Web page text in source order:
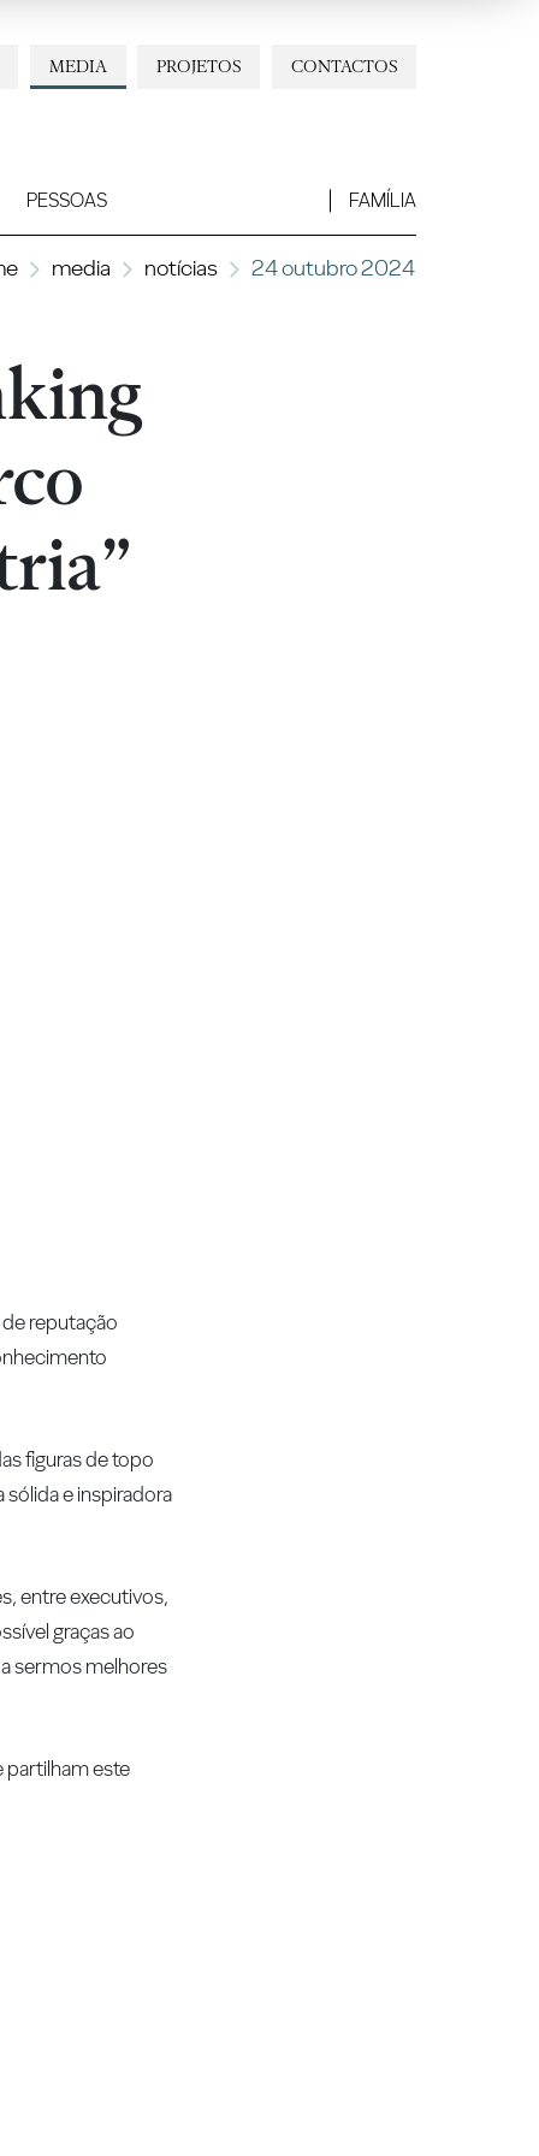
CONTACTOS
PROJETOS
MEDIA
PESSOAS FAMÍLIA
media notícias 24 outubro 2024
reputação
figuras de topo
sólida e inspiradora
entre executivos,
graças ao
sermos melhores
partilham este